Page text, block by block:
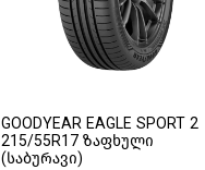
GOODYEAR EAGLE SPORT 2
215/55R17 ზაფხული
(საბურავი)